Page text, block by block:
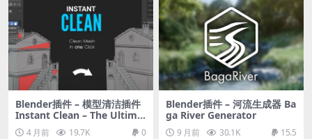
Blender插件 – 模型清洁插件
Instant Clean – The Ultima
te Mesh Clean
4 月前 19.7K 0
Blender插件 – 河流生成器 Ba
ga River Generator
9 月前 30.1K 15.5